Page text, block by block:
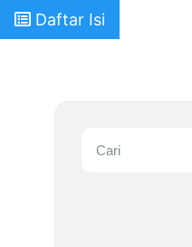
Daftar Isi
×